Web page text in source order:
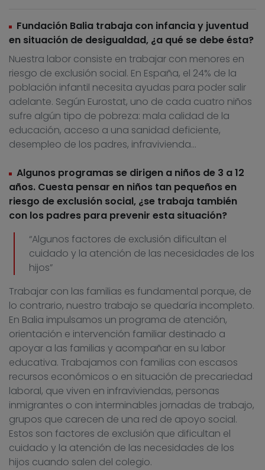
Fundación Balia trabaja con infancia y juventud
en situación de desigualdad, ¿a qué se debe ésta?
Nuestra labor consiste en trabajar con menores en
riesgo de exclusión social. En España, el 24% de la
población infantil necesita ayudas para poder salir
adelante. Según Eurostat, uno de cada cuatro niños
sufre algún tipo de pobreza: mala calidad de la
educación, acceso a una sanidad deficiente,
desempleo de los padres, infravivienda…
Algunos programas se dirigen a niños de 3 a 12
años. Cuesta pensar en niños tan pequeños en
riesgo de exclusión social, ¿se trabaja también
con los padres para prevenir esta situación?
“Algunos factores de exclusión dificultan el
cuidado y la atención de las necesidades de los
hijos”
Trabajar con las familias es fundamental porque, de
lo contrario, nuestro trabajo se quedaría incompleto.
En Balia impulsamos un programa de atención,
orientación e intervención familiar destinado a
apoyar a las familias y acompañar en su labor
educativa. Trabajamos con familias con escasos
recursos económicos o en situación de precariedad
laboral, que viven en infraviviendas, personas
inmigrantes o con interminables jornadas de trabajo,
grupos que carecen de una red de apoyo social.
Estos son factores de exclusión que dificultan el
cuidado y la atención de las necesidades de los
hijos cuando salen del colegio.